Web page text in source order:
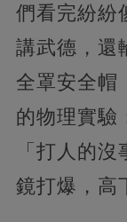
們看完紛紛
講武德，還
全罩安全帽
的物理實驗
「打人的
鏡打爆，高